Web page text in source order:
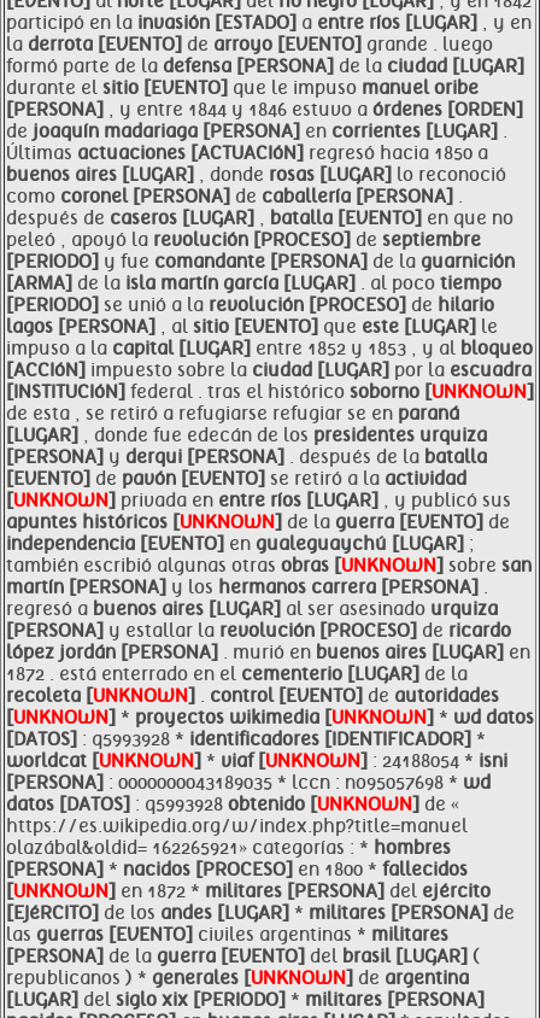
participó en la invasión [ESTADO] a entre ríos [LUGAR] , y en
la derrota [EVENTO] de arroyo [EVENTO] grande . luego
formó parte de la defensa [PERSONA] de la ciudad [LUGAR]
durante el sitio [EVENTO] que le impuso manuel oribe
[PERSONA] , y entre 1844 y 1846 estuvo a órdenes [ORDEN]
de joaquín madariaga [PERSONA] en corrientes [LUGAR] .
Últimas actuaciones [ACTUACIóN] regresó hacia 1850 a
buenos aires [LUGAR] , donde rosas [LUGAR] lo reconoció
como coronel [PERSONA] de caballería [PERSONA] .
después de caseros [LUGAR] , batalla [EVENTO] en que no
peleó , apoyó la revolución [PROCESO] de septiembre
[PERIODO] y fue comandante [PERSONA] de la guarnición
[ARMA] de la isla martín garcía [LUGAR] . al poco tiempo
[PERIODO] se unió a la revolución [PROCESO] de hilario
lagos [PERSONA] , al sitio [EVENTO] que este [LUGAR] le
impuso a la capital [LUGAR] entre 1852 y 1853 , y al bloqueo
[ACCIóN] impuesto sobre la ciudad [LUGAR] por la escuadra
[INSTITUCIóN] federal . tras el histórico soborno [UNKNOWN]
de esta , se retiró a refugiarse refugiar se en paraná
[LUGAR] , donde fue edecán de los presidentes urquiza
[PERSONA] y derqui [PERSONA] . después de la batalla
[EVENTO] de pavón [EVENTO] se retiró a la actividad
[UNKNOWN] privada en entre ríos [LUGAR] , y publicó sus
apuntes históricos [UNKNOWN] de la guerra [EVENTO] de
independencia [EVENTO] en gualeguaychú [LUGAR] ;
también escribió algunas otras obras [UNKNOWN] sobre san
martín [PERSONA] y los hermanos carrera [PERSONA] .
regresó a buenos aires [LUGAR] al ser asesinado urquiza
[PERSONA] y estallar la revolución [PROCESO] de ricardo
lópez jordán [PERSONA] . murió en buenos aires [LUGAR] en
1872 . está enterrado en el cementerio [LUGAR] de la
recoleta [UNKNOWN] . control [EVENTO] de autoridades
[UNKNOWN] * proyectos wikimedia [UNKNOWN] * wd datos
[DATOS] : q5993928 * identificadores [IDENTIFICADOR] *
worldcat [UNKNOWN] * viaf [UNKNOWN] : 24188054 * isni
[PERSONA] : 0000000043189035 * lccn : no95057698 * wd
datos [DATOS] : q5993928 obtenido [UNKNOWN] de «
https://es.wikipedia.org/w/index.php?title=manuel
olazábal&oldid= 162265921» categorías : * hombres
[PERSONA] * nacidos [PROCESO] en 1800 * fallecidos
[UNKNOWN] en 1872 * militares [PERSONA] del ejército
[EJéRCITO] de los andes [LUGAR] * militares [PERSONA] de
las guerras [EVENTO] civiles argentinas * militares
[PERSONA] de la guerra [EVENTO] del brasil [LUGAR] (
republicanos ) * generales [UNKNOWN] de argentina
[LUGAR] del siglo xix [PERIODO] * militares [PERSONA]